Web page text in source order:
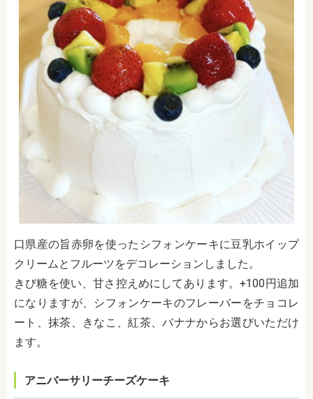
口県産の旨赤卵を使ったシフォンケーキに豆乳ホイップ
クリームとフルーツをデコレーションしました。
きび糖を使い、甘さ控えめにしてあります。+100円追加
になりますが、シフォンケーキのフレーバーをチョコレ
ート、抹茶、きなこ、紅茶、バナナからお選びいただけ
ます。
アニバーサリーチーズケーキ